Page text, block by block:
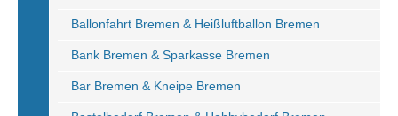
Ballonfahrt Bremen & Heißluftballon Bremen
Bank Bremen & Sparkasse Bremen
Bar Bremen & Kneipe Bremen